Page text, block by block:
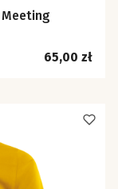
Cena
65,00 zł